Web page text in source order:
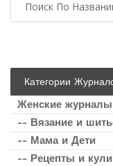
Категории
Женские журналы
-- Вязание и
-- Мама и Дети
-- Рецепты и